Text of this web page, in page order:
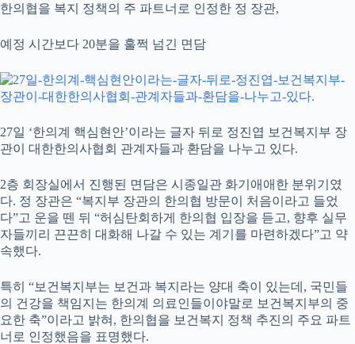
한의협을 복지 정책의 주 파트너로 인정한 정 장관,
예정 시간보다 20분을 훌쩍 넘긴 면담
27일 ‘한의계 핵심현안’이라는 글자 뒤로 정진엽 보건복지부 장
관이 대한한의사협회 관계자들과 환담을 나누고 있다.
2층 회장실에서 진행된 면담은 시종일관 화기애애한 분위기였
다. 정 장관은 “복지부 장관의 한의협 방문이 처음이라고 들었
다”고 운을 뗀 뒤 “허심탄회하게 한의협 입장을 듣고, 향후 실무
자들끼리 끈끈히 대화해 나갈 수 있는 계기를 마련하겠다”고 약
속했다.
특히 “보건복지부는 보건과 복지라는 양대 축이 있는데, 국민들
의 건강을 책임지는 한의계 의료인들이야말로 보건복지부의 중
요한 축”이라고 밝혀, 한의협을 보건복지 정책 추진의 주요 파트
너로 인정했음을 표명했다.